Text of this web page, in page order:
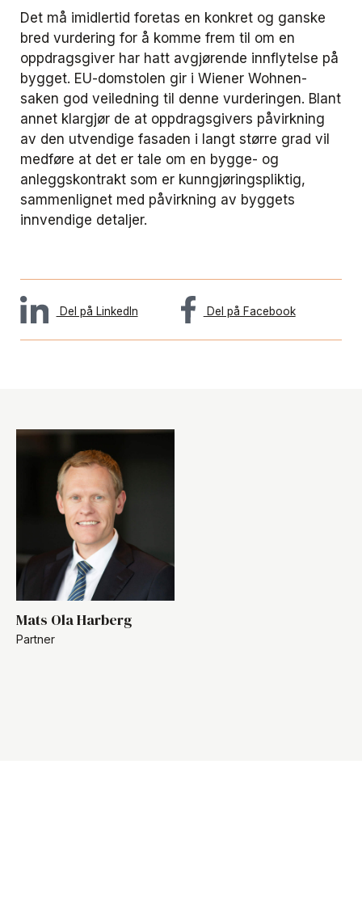
Det må imidlertid foretas en konkret og ganske
bred vurdering for å komme frem til om en
oppdragsgiver har hatt avgjørende innflytelse på
bygget. EU-domstolen gir i Wiener Wohnen-
saken god veiledning til denne vurderingen. Blant
annet klargjør de at oppdragsgivers påvirkning
av den utvendige fasaden i langt større grad vil
medføre at det er tale om en bygge- og
anleggskontrakt som er kunngjøringspliktig,
sammenlignet med påvirkning av byggets
innvendige detaljer.
Del på LinkedIn Del på Facebook
Mats Ola Harberg
Partner